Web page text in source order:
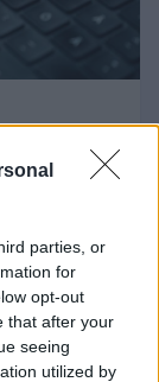
parties, or
for
opt-out
that after your
seeing
utilized by